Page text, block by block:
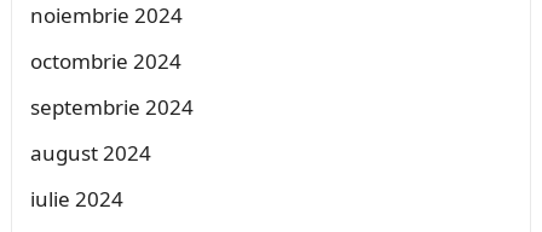
noiembrie 2024
octombrie 2024
septembrie 2024
august 2024
iulie 2024